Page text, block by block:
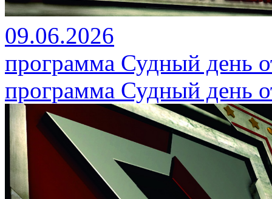
09.06.2026
программа Судный день
программа Судный день